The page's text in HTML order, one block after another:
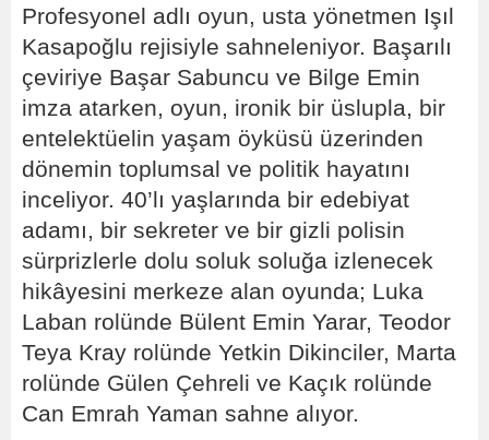
Profesyonel adlı oyun, usta yönetmen Işıl
Kasapoğlu rejisiyle sahneleniyor. Başarılı
çeviriye Başar Sabuncu ve Bilge Emin
imza atarken, oyun, ironik bir üslupla, bir
entelektüelin yaşam öyküsü üzerinden
dönemin toplumsal ve politik hayatını
inceliyor. 40’lı yaşlarında bir edebiyat
adamı, bir sekreter ve bir gizli polisin
sürprizlerle dolu soluk soluğa izlenecek
hikâyesini merkeze alan oyunda; Luka
Laban rolünde Bülent Emin Yarar, Teodor
Teya Kray rolünde Yetkin Dikinciler, Marta
rolünde Gülen Çehreli ve Kaçık rolünde
Can Emrah Yaman sahne alıyor.